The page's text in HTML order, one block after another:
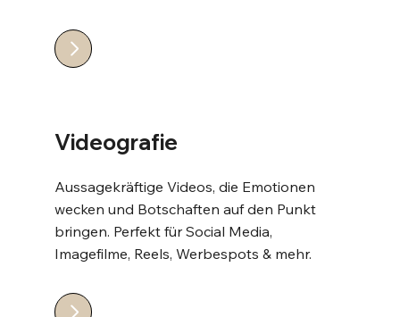
Videografie
Aussagekräftige Videos, die Emotionen
wecken und Botschaften auf den Punkt
bringen. Perfekt für Social Media,
Imagefilme, Reels, Werbespots & mehr.